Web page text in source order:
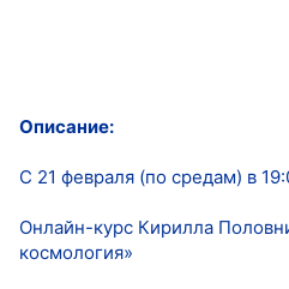
Описание:
С 21 февраля (по средам) в
Онлайн-курс Кирилла
космология»